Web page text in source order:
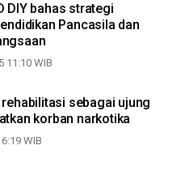
DIY bahas strategi
Pancasila dan
11:10 WIB
sebagai ujung
korban narkotika
WIB